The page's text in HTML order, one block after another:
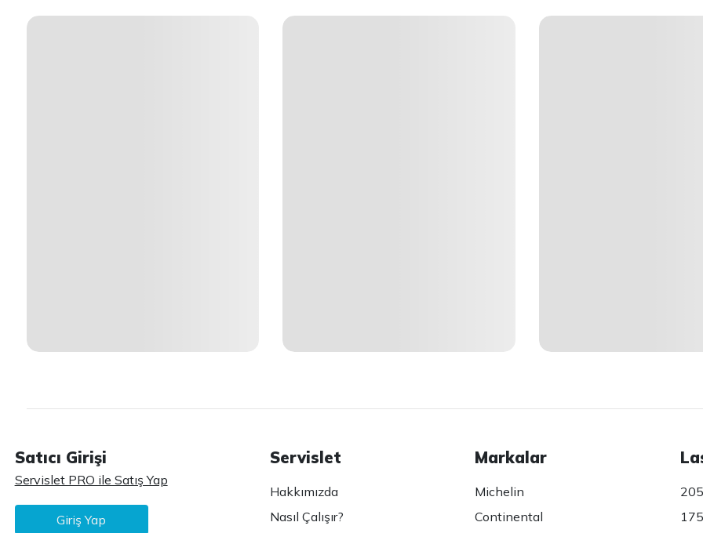
Satıcı Girişi
Servislet PRO ile Satış Yap
Giriş Yap
Servislet
Hakkımızda
Nasıl Çalışır?
Markalar
Michelin
Continental